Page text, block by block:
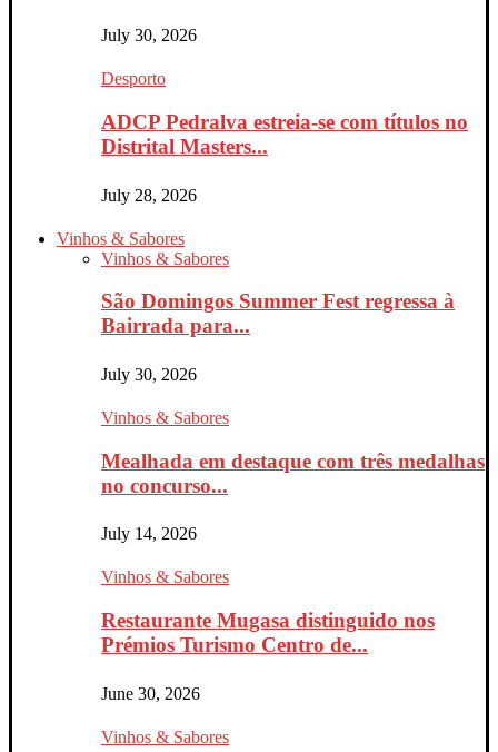
July 30, 2026
Desporto
ADCP Pedralva estreia-se com títulos no
Distrital Masters...
July 28, 2026
Vinhos & Sabores
Vinhos & Sabores
São Domingos Summer Fest regressa à
Bairrada para...
July 30, 2026
Vinhos & Sabores
Mealhada em destaque com três medalhas
no concurso...
July 14, 2026
Vinhos & Sabores
Restaurante Mugasa distinguido nos
Prémios Turismo Centro de...
June 30, 2026
Vinhos & Sabores